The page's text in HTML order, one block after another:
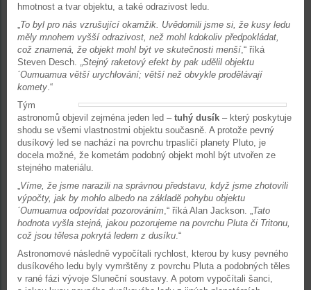
hmotnost a tvar objektu, a také odrazivost ledu.
„To byl pro nás vzrušující okamžik. Uvědomili jsme si, že kusy ledu
měly mnohem vyšší odrazivost, než mohl kdokoliv předpokládat,
což znamená, že objekt mohl být ve skutečnosti menší,“ říká
Steven Desch. „Stejný raketový efekt by pak udělil objektu
´Oumuamua větší urychlování; větší než obvykle prodělávají
komety.“
Tým
astronomů objevil zejména jeden led – tuhý dusík – který poskytuje
shodu se všemi vlastnostmi objektu současně. A protože pevný
dusíkový led se nachází na povrchu trpasličí planety Pluto, je
docela možné, že kometám podobný objekt mohl být utvořen ze
stejného materiálu.
„Víme, že jsme narazili na správnou představu, když jsme zhotovili
výpočty, jak by mohlo albedo na základě pohybu objektu
´Oumuamua odpovídat pozorováním,“ říká Alan Jackson. „Tato
hodnota vyšla stejná, jakou pozorujeme na povrchu Pluta či Tritonu,
což jsou tělesa pokrytá ledem z dusíku.“
Astronomové následně vypočítali rychlost, kterou by kusy pevného
dusíkového ledu byly vymrštěny z povrchu Pluta a podobných těles
v rané fázi vývoje Sluneční soustavy. A potom vypočítali šanci,